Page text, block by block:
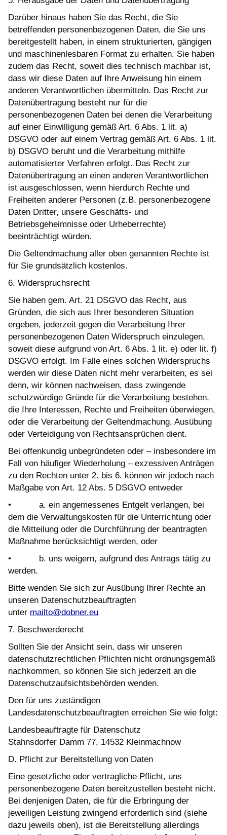
Darüber hinaus haben Sie das Recht, die Sie
betreffenden personenbezogenen Daten, die Sie uns
bereitgestellt haben, in einem strukturierten, gängigen
und maschinenlesbaren Format zu erhalten. Sie haben
zudem das Recht, soweit dies technisch machbar ist,
dass wir diese Daten auf Ihre Anweisung hin einem
anderen Verantwortlichen übermitteln. Das Recht zur
Datenübertragung besteht nur für die
personenbezogenen Daten bei denen die Verarbeitung
auf einer Einwilligung gemäß Art. 6 Abs. 1 lit. a)
DSGVO oder auf einem Vertrag gemäß Art. 6 Abs. 1 lit.
b) DSGVO beruht und die Verarbeitung mithilfe
automatisierter Verfahren erfolgt. Das Recht zur
Datenübertragung an einen anderen Verantwortlichen
ist ausgeschlossen, wenn hierdurch Rechte und
Freiheiten anderer Personen (z.B. personenbezogene
Daten Dritter, unsere Geschäfts- und
Betriebsgeheimnisse oder Urheberrechte)
beeinträchtigt würden.
Die Geltendmachung aller oben genannten Rechte ist
für Sie grundsätzlich kostenlos.
6. Widerspruchsrecht
Sie haben gem. Art. 21 DSGVO das Recht, aus
Gründen, die sich aus Ihrer besonderen Situation
ergeben, jederzeit gegen die Verarbeitung Ihrer
personenbezogenen Daten Widerspruch einzulegen,
soweit diese aufgrund von Art. 6 Abs. 1 lit. e) oder lit. f)
DSGVO erfolgt. Im Falle eines solchen Widerspruchs
werden wir diese Daten nicht mehr verarbeiten, es sei
denn, wir können nachweisen, dass zwingende
schutzwürdige Gründe für die Verarbeitung bestehen,
die Ihre Interessen, Rechte und Freiheiten überwiegen,
oder die Verarbeitung der Geltendmachung, Ausübung
oder Verteidigung von Rechtsansprüchen dient.
Bei offenkundig unbegründeten oder – insbesondere im
Fall von häufiger Wiederholung – exzessiven Anträgen
zu den Rechten unter 2. bis 6. können wir jedoch nach
Maßgabe von Art. 12 Abs. 5 DSGVO entweder
• a. ein angemessenes Entgelt verlangen, bei
dem die Verwaltungskosten für die Unterrichtung oder
die Mitteilung oder die Durchführung der beantragten
Maßnahme berücksichtigt werden, oder
• b. uns weigern, aufgrund des Antrags tätig zu
werden.
Bitte wenden Sie sich zur Ausübung Ihrer Rechte an
unseren Datenschutzbeauftragten
unter mailto@dobner.eu
7. Beschwerderecht
Sollten Sie der Ansicht sein, dass wir unseren
datenschutzrechtlichen Pflichten nicht ordnungsgemäß
nachkommen, so können Sie sich jederzeit an die
Datenschutzaufsichtsbehörden wenden.
Den für uns zuständigen
Landesdatenschutzbeauftragten erreichen Sie wie folgt:
Landesbeauftragte für Datenschutz
Stahnsdorfer Damm 77, 14532 Kleinmachnow
D. Pflicht zur Bereitstellung von Daten
Eine gesetzliche oder vertragliche Pflicht, uns
personenbezogene Daten bereitzustellen besteht nicht.
Bei denjenigen Daten, die für die Erbringung der
jeweiligen Leistung zwingend erforderlich sind (siehe
dazu jeweils oben), ist die Bereitstellung allerdings